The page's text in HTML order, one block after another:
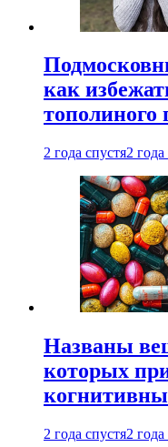
как
тополиного
2 года спустя2 года
Названы
которых
2 года спустя2 года